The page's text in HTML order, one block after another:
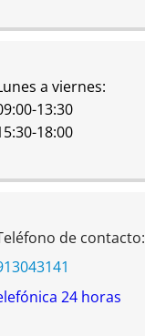
a viernes:
13:30
18:00
de contacto:
24 horas